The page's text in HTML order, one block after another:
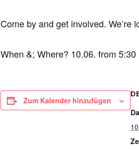
Come by and get involved. We’re
When &; Where? 10.06. from
Zum Kalender hinzufügen